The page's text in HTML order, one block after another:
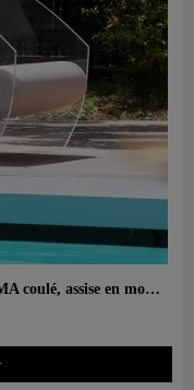
Fauteuil design MW07 – Parois en PMMA coulé, assise en mousse alvéolaire